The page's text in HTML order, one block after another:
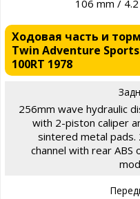
106 mm / 4.2
Ходовая часть и
Twin Adventure Sports
100RT 1978
256mm wave hydraulic
with 2-piston caliper
sintered metal pads.
channel with rear ABS